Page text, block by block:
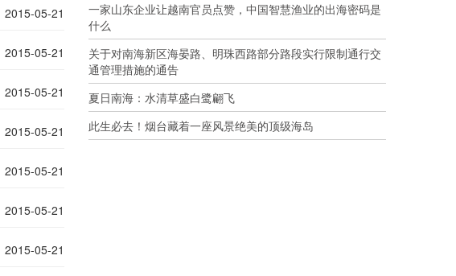
2015-05-21
2015-05-21
2015-05-21
2015-05-21
2015-05-21
2015-05-21
2015-05-21
一家山东企业让越南官员点赞，中国智慧渔业的出海密码是
什么
关于对南海新区海晏路、明珠西路部分路段实行限制通行交
通管理措施的通告
夏日南海：水清草盛白鹭翩飞
此生必去！烟台藏着一座风景绝美的顶级海岛